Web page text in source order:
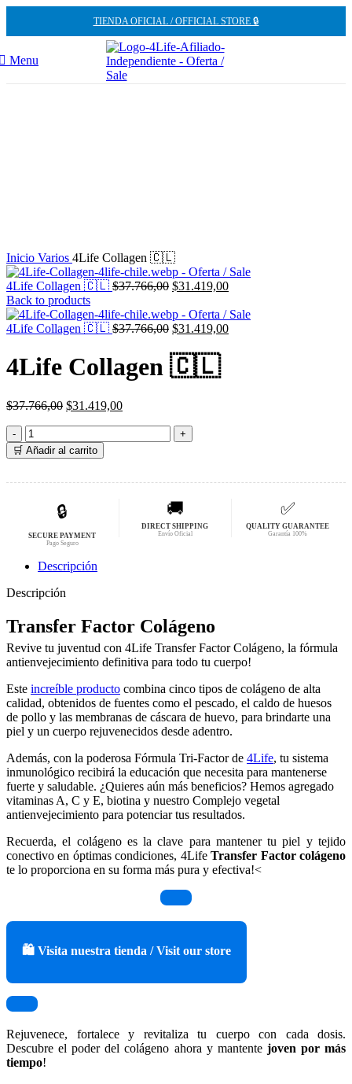
TIENDA OFICIAL / OFFICIAL STORE 🔒
Menu
Inicio Varios 4Life Collagen 🇨🇱
4Life Collagen 🇨🇱 $37.766,00 El
original
era:
$31.419,00El
actual
es:
Back to products
4Life Collagen 🇨🇱 $37.766,00 El
original
era:
$31.419,00El
4Life Collagen 🇨🇱
$37.766,00 El
era:
$37.766,00.
$31.419,00El
4Life
Collagen
🇨🇱
🛒 Añadir al carrito
🔒
SECURE PAYMENT
Pago Seguro
🚚
DIRECT SHIPPING
Envío Oficial
✅
QUALITY GUARANTEE
Garantía 100%
Descripción
Descripción
Transfer Factor Colágeno
Revive tu juventud con 4Life Transfer Factor Colágeno, la fórmula
antienvejecimiento definitiva para todo tu cuerpo!
Este increíble producto combina cinco tipos de colágeno de alta
calidad, obtenidos de fuentes como el pescado, el caldo de huesos
de pollo y las membranas de cáscara de huevo, para brindarte una
piel y un cuerpo rejuvenecidos desde adentro.
Además, con la poderosa Fórmula Tri-Factor de 4Life, tu sistema
inmunológico recibirá la educación que necesita para mantenerse
fuerte y saludable. ¿Quieres aún más beneficios? Hemos agregado
vitaminas A, C y E, biotina y nuestro Complejo vegetal
antienvejecimiento para potenciar tus resultados.
Recuerda, el colágeno es la clave para mantener tu piel y tejido
conectivo en óptimas condiciones, 4LifeTransfer Factor colágeno
te lo proporciona en su forma más pura y efectiva!<
🛍️ Visita nuestra tienda / Visit our store
Rejuvenece, fortalece y revitaliza tu cuerpo con cada dosis.
Descubre el poder del colágeno ahora y mantente joven por más
tiempo!